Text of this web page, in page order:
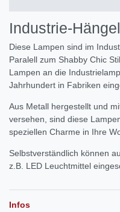
Industrie-
Diese Lampen sind im
Paralell zum Shabby Chic
Lampen an die
Jahrhundert in Fabriken
Aus Metall hergestellt und
versehen, sind diese
speziellen Charme in Ihre
Selbstverständlich können
z.B. LED Leuchtmittel
Infos